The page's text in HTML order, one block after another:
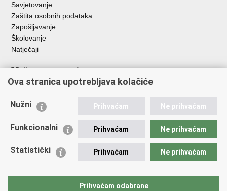
Savjetovanje
Zaštita osobnih podataka
Zapošljavanje
Školovanje
Natječaji
Važne poveznice
Ministarstvo unutarnjih poslova
Udruge
Policijska akademija
Zaklada policijske solidarnosti
Vučetić"
Ova stranica upotrebljava kolačiće
Nužni Prihvaćam Ne prihvaćam
Funkcionalni Prihvaćam Ne prihvaćam
Statistički Prihvaćam Ne prihvaćam
Prihvaćam odabrane